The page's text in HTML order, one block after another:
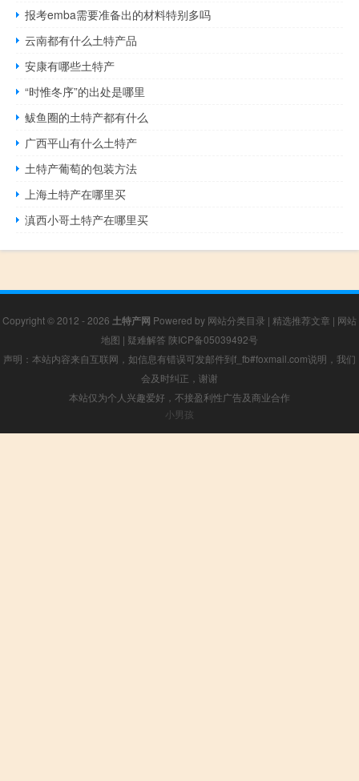
报考emba需要准备出的材料特别多吗
云南都有什么土特产品
安康有哪些土特产
“时惟冬序”的出处是哪里
鲅鱼圈的土特产都有什么
广西平山有什么土特产
土特产葡萄的包装方法
上海土特产在哪里买
滇西小哥土特产在哪里买
Copyright © 2012 - 2026 土特产网 Powered by 网站分类目录 | 精选推荐文章 | 网站
地图 | 疑难解答 陕ICP备05039492号
声明：本站内容来自互联网，如信息有错误可发邮件到f_fb#foxmail.com说明，我们
会及时纠正，谢谢
本站仅为个人兴趣爱好，不接盈利性广告及商业合作
小男孩